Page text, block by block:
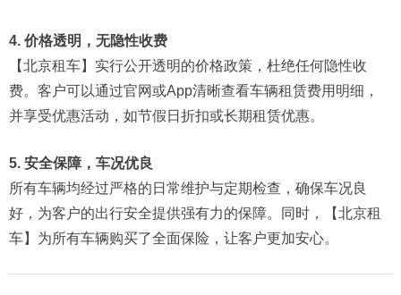
4. 价格透明，无隐性收费
【北京租车】实行公开透明的价格政策，杜绝任何隐性收
费。客户可以通过官网或App清晰查看车辆租赁费用明细，
并享受优惠活动，如节假日折扣或长期租赁优惠。
5. 安全保障，车况优良
所有车辆均经过严格的日常维护与定期检查，确保车况良
好，为客户的出行安全提供强有力的保障。同时，【北京租
车】为所有车辆购买了全面保险，让客户更加安心。